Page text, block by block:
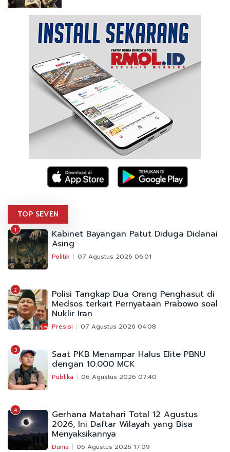
TOP SEVEN
1 Kabinet Bayangan Patut Diduga Didanai
Asing
Politik 07 Agustus 2026 06:01
2 Polisi Tangkap Dua Orang Penghasut di
Medsos terkait Pernyataan Prabowo soal
Nuklir Iran
Presisi 07 Agustus 2026 04:08
3 Saat PKB Menampar Halus Elite PBNU
dengan 10.000 MCK
Publika 06 Agustus 2026 07:40
4 Gerhana Matahari Total 12 Agustus
2026, Ini Daftar Wilayah yang Bisa
Menyaksikannya
Dunia 06 Agustus 2026 17:09